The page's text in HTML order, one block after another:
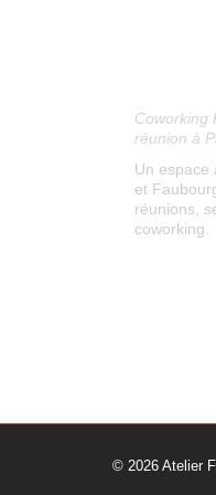
Coworking
réunion à
Un espace
et
réunions,
coworking.
© 2026 Atelier